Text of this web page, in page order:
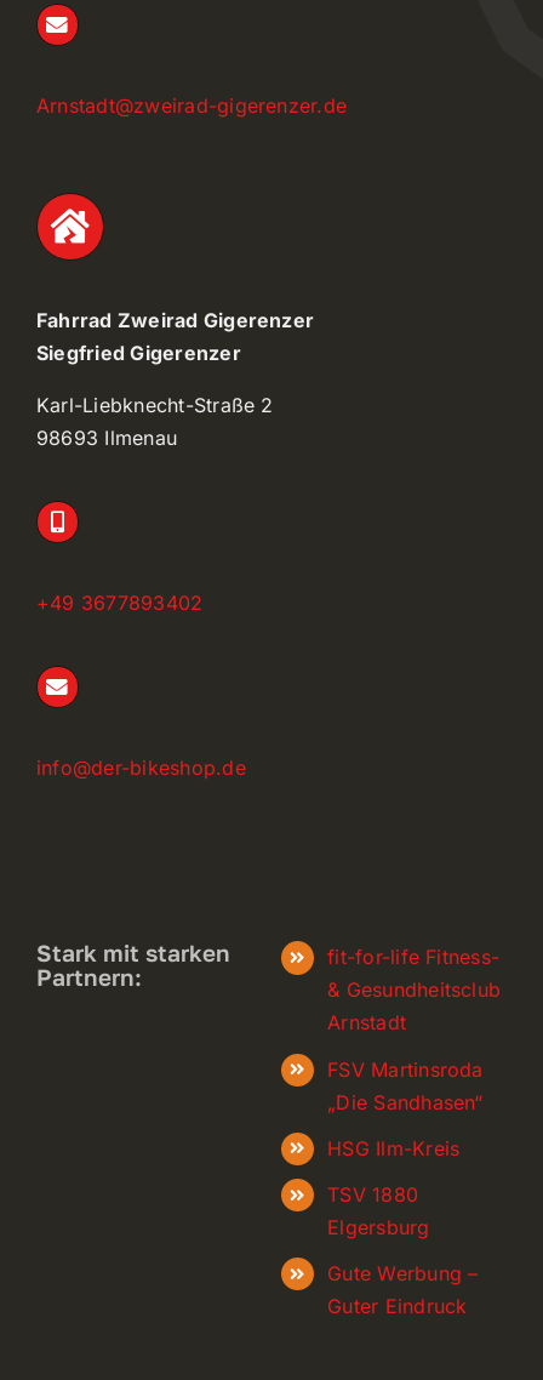
Arnstadt@zweirad-gigerenzer.de
Fahrrad Zweirad Gigerenzer
Siegfried Gigerenzer
Karl-Liebknecht-Straße 2
98693 Ilmenau
+49 3677893402
info@der-bikeshop.de
Stark mit starken
Partnern:
fit-for-life Fitness-
& Gesundheitsclub
Arnstadt
FSV Martinsroda
„Die Sandhasen“
HSG Ilm-Kreis
TSV 1880
Elgersburg
Gute Werbung –
Guter Eindruck